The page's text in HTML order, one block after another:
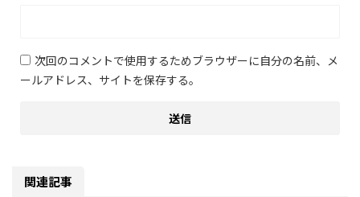
次回のコメントで使用するためブラウザーに自分の名前、メ
ールアドレス、サイトを保存する。
関連記事